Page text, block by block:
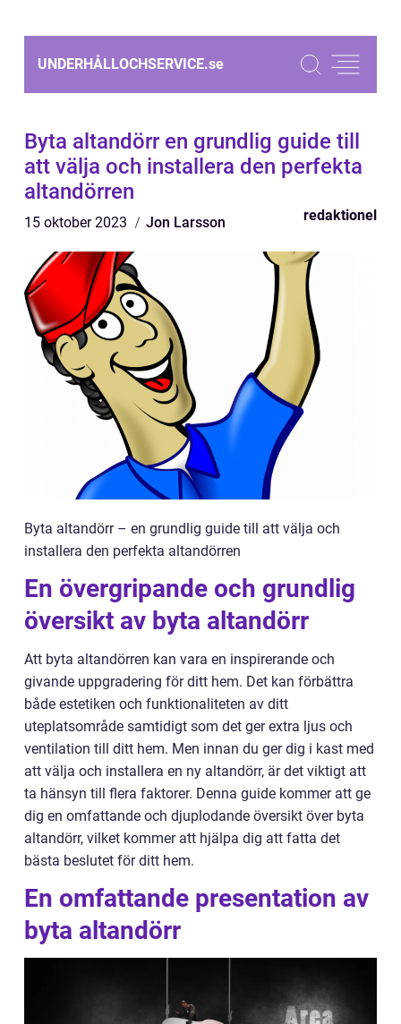
UNDERHÅLLOCHSERVICE.se
Byta altandörr en grundlig guide till
att välja och installera den perfekta
altandörren
15 oktober 2023 Jon Larsson redaktionel
Byta altandörr – en grundlig guide till att välja och
installera den perfekta altandörren
En övergripande och grundlig
översikt av byta altandörr
Att byta altandörren kan vara en inspirerande och
givande uppgradering för ditt hem. Det kan förbättra
både estetiken och funktionaliteten av ditt
uteplatsområde samtidigt som det ger extra ljus och
ventilation till ditt hem. Men innan du ger dig i kast med
att välja och installera en ny altandörr, är det viktigt att
ta hänsyn till flera faktorer. Denna guide kommer att ge
dig en omfattande och djuplodande översikt över byta
altandörr, vilket kommer att hjälpa dig att fatta det
bästa beslutet för ditt hem.
En omfattande presentation av
byta altandörr